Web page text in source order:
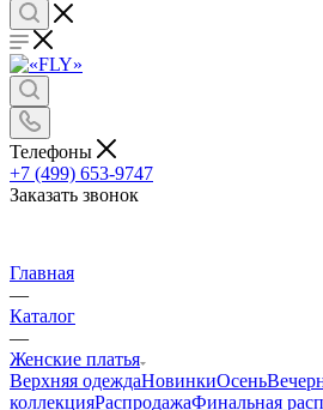
Телефоны
+7 (499) 653-9747
Заказать звонок
Главная
—
Каталог
—
Женские платья
Верхняя одеждаНовинкиОсень
коллекцияРаспродажаФинальная